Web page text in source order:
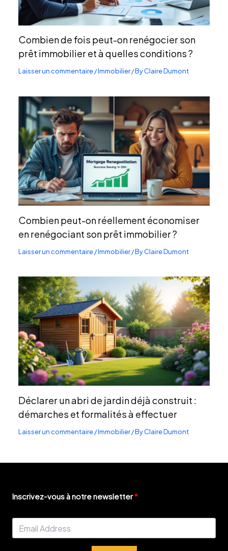
Combien de fois peut-on renégocier son
prêt immobilier et à quelles conditions ?
Laisser un commentaire/Immobilier/ ByClaire Dumont
Combien peut-on réellement économiser
en renégociant son prêt immobilier ?
Laisser un commentaire/Immobilier/ ByClaire Dumont
Déclarer un abri de jardin déjà construit :
démarches et formalités à effectuer
Laisser un commentaire/Immobilier/ ByClaire Dumont
Inscrivez-vous à notre newsletter